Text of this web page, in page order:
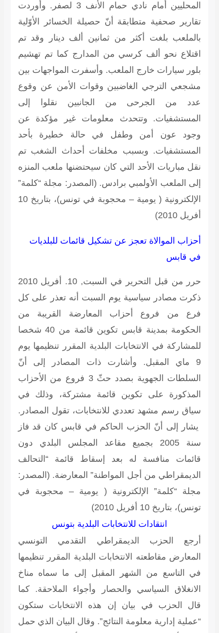
المحليين أمام نادي حمام الأنف 3 لصفر. وأوردت
تقارير صحفية متطابقة أنّ حصيلة الخسائر الأوّلية
بالملعب بلغت أكثر من ثمانين ألف دينار وقد تم
اقتلاع نحو ألف كرسي من المدارج كما تم تهشيم
بلور سيارات خارج الملعب. وأسفرت المواجهات بين
مشجعي الترجي الغاضبين وقوات الأمن عن وقوع
عدد من الجرحى من الجانبين نقلوا إلى
المستشفيات. وتتحدث معلومات غير مؤكدة عن
وجود عون أمن وطفل في حالة خطيرة بأحد
المستشفيات. وبسبب مخلفات أحداث الشغب تم
نقل مباريات الأحد التي كان سيحتضنها ملعب المنزه
إلى الملعب الأولمبي برادس. (المصدر: مجلة “كلمة”
الإلكترونية ( يومية – محجوبة في تونس)، بتاريخ 10
أفريل 2010)
أحزاب الموالاة تعجز عن تشكيل قائمات للبلديات
في قابس
حرر من قبل التحرير في السبت, 10. أفريل 2010
ذكرت مصادر سياسية يوم السبت أنه تعذر على كل
فرع من فروع أحزاب المعارضة القريبة من
الحكومة بمدينة قابس تكوين قائمة من 40 شخصا
للمشاركة في الانتخابات البلدية المقرر تنظيمها يوم
9 ماي المقبل. وأشارت ذات المصادر إلى أنّ
السلطات الجهوية بصدد حثّ 3 فروع من الأحزاب
المذكورة على تكوين قائمة مشتركة، وذلك في
سياق رسم مشهد تعددي للانتخابات، تقول المصادر.
يشار إلى أنّ الحزب الحاكم في قابس كان قد فاز
سنة 2005 بجميع مقاعد المجلس البلدي دون
قائمات منافسة له بعد إسقاط قائمة “التحالف
الديمقراطي من أجل المواطنة” المعارضة. (المصدر:
مجلة “كلمة” الإلكترونية ( يومية – محجوبة في
تونس)، بتاريخ 10 أفريل 2010)
انتقادات للانتخابات البلدية بتونس
أرجع الحزب الديمقراطي التقدمي التونسي
المعارض مقاطعته الانتخابات البلدية المقرر تنظيمها
في التاسع من الشهر المقبل إلى ما سماه مناخ
الانغلاق السياسي والحصار وأجواء الملاحقة. كما
قال الحزب في بيان إن هذه الانتخابات ستكون
“عملية إدارية معلومة النتائج”. وقال البيان الذي حمل